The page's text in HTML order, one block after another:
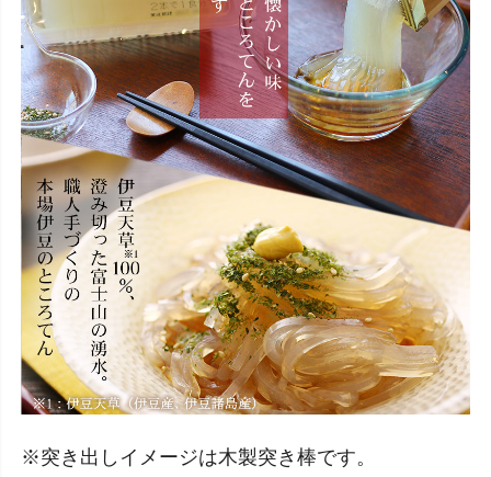
※突き出しイメージは木製突き棒です。